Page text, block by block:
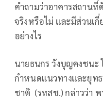
คำถามว่าอาคารสถานที่
จริงหรือไม่ และมีส่วนเ
อย่างไร
นายธนกร วังบุญคงชนะ
กำหนดแนวทางและยุท
ชาติ (รทสช.) กล่าวว่า